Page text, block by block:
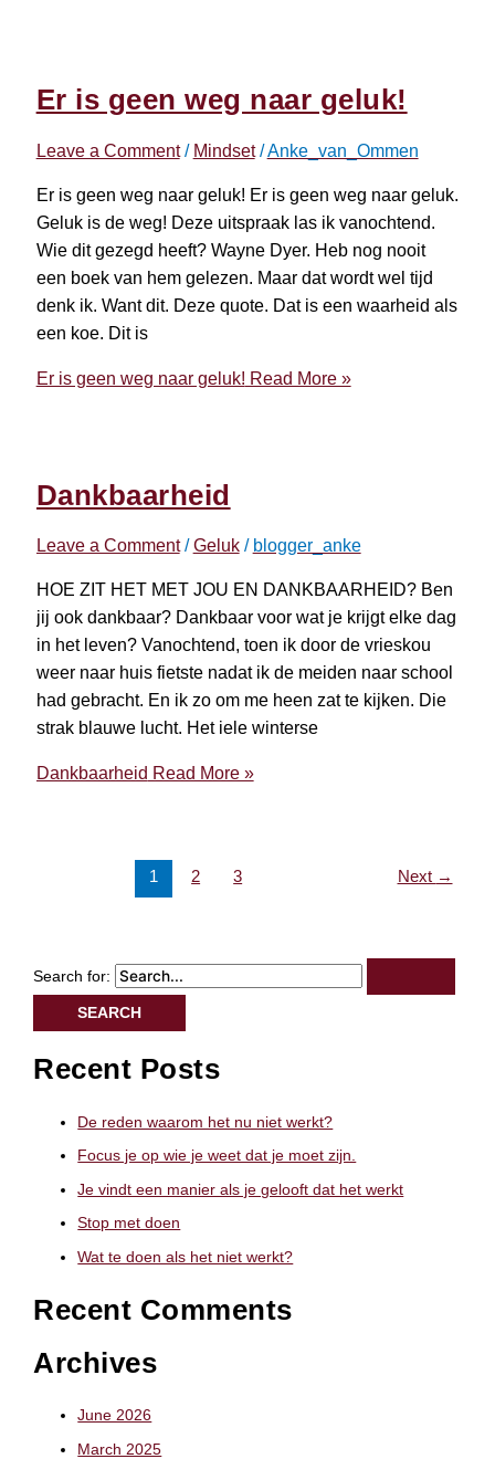
Er is geen weg naar geluk!
Leave a Comment / Mindset/Anke_van_Ommen
Er is geen weg naar geluk! Er is geen weg naar geluk.
Geluk is de weg! Deze uitspraak las ik vanochtend.
Wie dit gezegd heeft? Wayne Dyer. Heb nog nooit
een boek van hem gelezen. Maar dat wordt wel tijd
denk ik. Want dit. Deze quote. Dat is een waarheid als
een koe. Dit is
Er is geen weg naar geluk! Read More »
Dankbaarheid
Leave a Comment /Geluk/ blogger_anke
HOE ZIT HET MET JOU EN DANKBAARHEID? Ben
jij ook dankbaar? Dankbaar voor wat je krijgt elke dag
in het leven? Vanochtend, toen ik door de vrieskou
weer naar huis fietste nadat ik de meiden naar school
had gebracht. En ik zo om me heen zat te kijken. Die
strak blauwe lucht. Het iele winterse
Dankbaarheid Read More »
1 2 3 Next →
Search for:
Recent Posts
De reden waarom het nu niet werkt?
Focus je op wie je weet dat je moet zijn.
Je vindt een manier als je gelooft dat het werkt
Stop met doen
Wat te doen als het niet werkt?
Recent Comments
Archives
June 2026
March 2025